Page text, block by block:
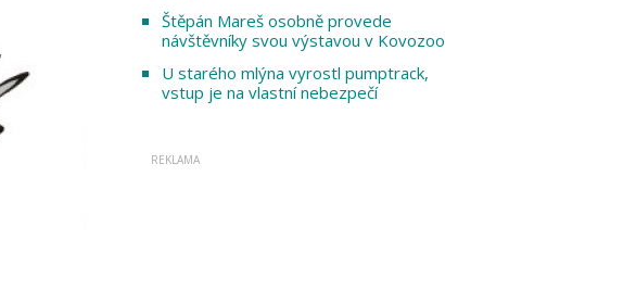
Štěpán Mareš osobně provede
návštěvníky svou výstavou v Kovozoo
U starého mlýna vyrostl pumptrack,
vstup je na vlastní nebezpečí